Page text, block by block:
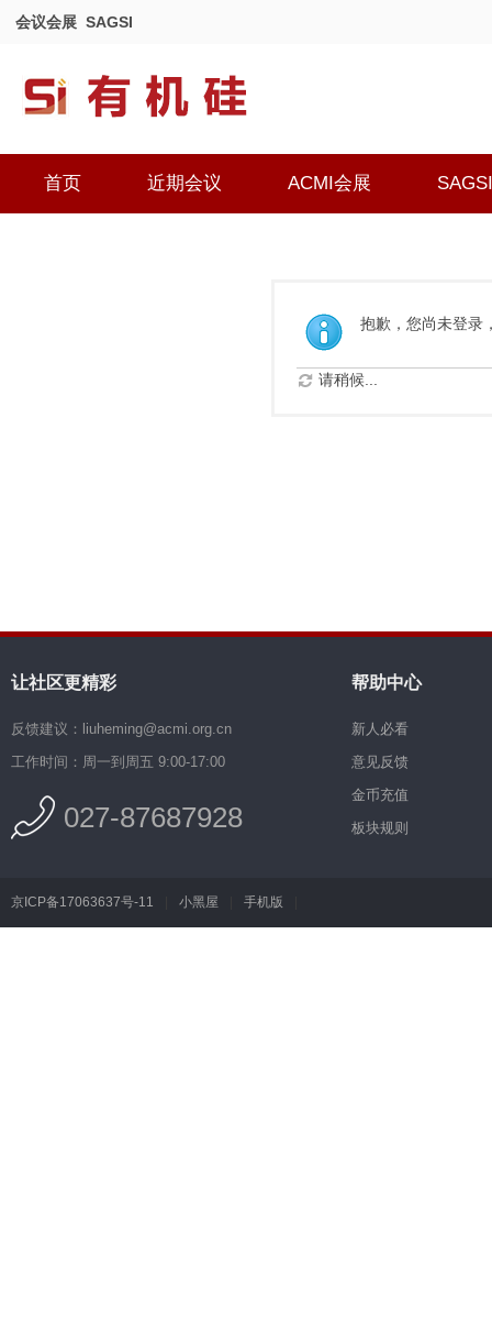
会议会展 SAGSI
首页 近期会议 ACMI会展 SAGSI
抱歉，您尚未登录
请稍候...
让社区更精彩
反馈建议：liuheming@acmi.org.cn
工作时间：周一到周五 9:00-17:00
027-87687928
帮助中心
新人必看
意见反馈
金币充值
板块规则
京ICP备17063637号-11 小黑屋 手机版